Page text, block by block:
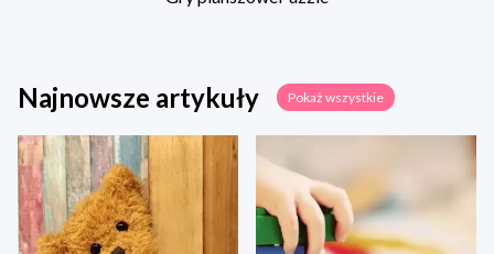
Najnowsze artykuły Pokaż wszystkie